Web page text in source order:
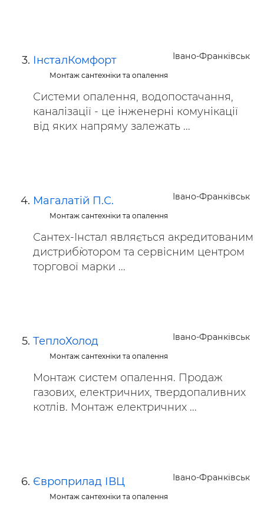
Івано-Франківськ
ІнсталКомфорт
Монтаж сантехніки та опалення
Системи опалення, водопостачання,
каналізації - це інженерні комунікації
від яких напряму залежать ...
Івано-Франківськ
Магалатій П.С.
Монтаж сантехніки та опалення
Сантех-Інстал являється акредитованим
дистриб`ютором та сервісним центром
торгової марки ...
Івано-Франківськ
ТеплоХолод
Монтаж сантехніки та опалення
Монтаж систем опалення. Продаж
газових, електричних, твердопаливних
котлів. Монтаж електричних ...
Івано-Франківськ
Європрилад ІВЦ
Монтаж сантехніки та опалення